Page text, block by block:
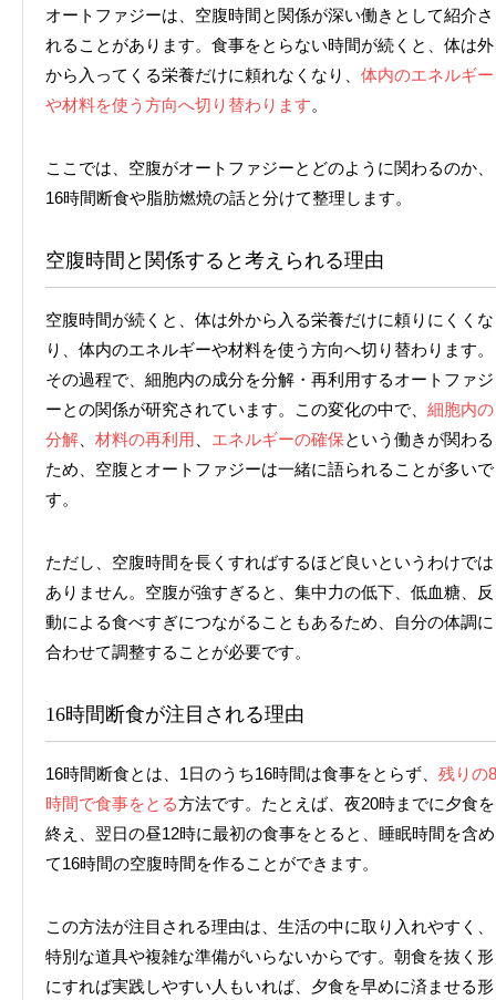
オートファジーは、空腹時間と関係が深い働きとして紹介さ
れることがあります。食事をとらない時間が続くと、体は外
から入ってくる栄養だけに頼れなくなり、 体内のエネルギー
や材料を使う方向へ切り替わります。
ここでは、空腹がオートファジーとどのように関わるのか、
16時間断食や脂肪燃焼の話と分けて整理します。
空腹時間と関係すると考えられる理由
空腹時間が続くと、体は外から入る栄養だけに頼りにくくな
り、体内のエネルギーや材料を使う方向へ切り替わります。
その過程で、細胞内の成分を分解・再利用するオートファジ
ーとの関係が研究されています。この変化の中で、 細胞内の
分解
材料の再利用 エネルギーの確保という働きが関わる
ため、空腹とオートファジーは一緒に語られることが多いで
す。
ただし、空腹時間を長くすればするほど良いというわけでは
ありません。空腹が強すぎると、集中力の低下、低血糖、反
動による食べすぎにつながることもあるため、自分の体調に
合わせて調整することが必要です。
16時間断食が注目される理由
16時間断食とは、1日のうち16時間は食事をとらず、 残りの8
時間で食事をとる方法です。たとえば、夜20時までに夕食を
終え、翌日の昼12時に最初の食事をとると、睡眠時間を含め
て16時間の空腹時間を作ることができます。
この方法が注目される理由は、生活の中に取り入れやすく、
特別な道具や複雑な準備がいらないからです。朝食を抜く形
にすれば実践しやすい人もいれば、夕食を早めに済ませる形